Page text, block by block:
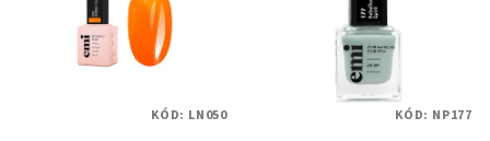
KÓD: LN050 KÓD: NP177